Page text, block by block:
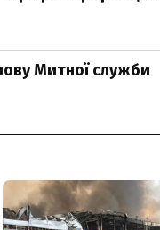
Митної служби